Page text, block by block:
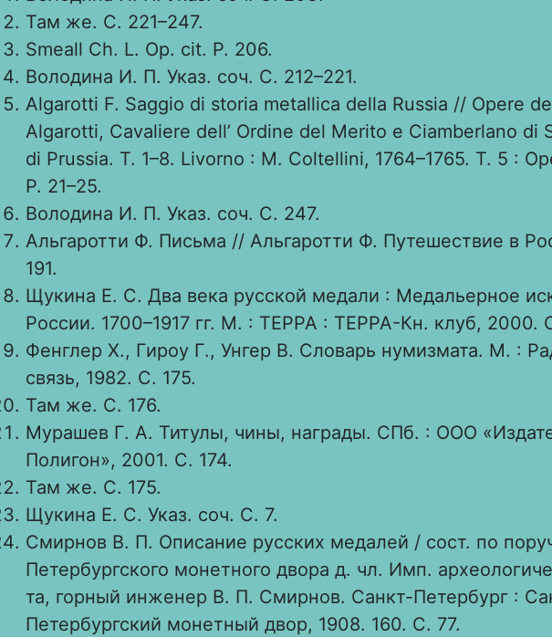
Там же. С. 221–247.
Smeall Ch. L. Op. cit. Р. 206.
Володина И. П. Указ. соч. С. 212–221.
Algarotti F. Saggio di storia metallica della Russia // Opere
Algarotti, Cavaliere dell’ Ordine del Merito e Ciamberlano di
di Prussia. T. 1–8. Livorno : M. Coltellini, 1764–1765. T. 5 :
P. 21–25.
Володина И. П. Указ. соч. С. 247.
Альгаротти Ф. Письма // Альгаротти Ф. Путешествие в
191.
Щукина Е. С. Два века русской медали : Медальерное
России. 1700–1917 гг. М. : ТЕРРА : ТЕРРА-Кн. клуб, 2000.
Фенглер Х., Гироу Г., Унгер В. Словарь нумизмата. М. :
связь, 1982. С. 175.
Там же. С. 176.
Мурашев Г. А. Титулы, чины, награды. СПб. : ООО
Полигон», 2001. С. 174.
Там же. С. 175.
Щукина Е. С. Указ. соч. С. 7.
Смирнов В. П. Описание русских медалей / сост. по
Петербургского монетного двора д. чл. Имп.
та, горный инженер В. П. Смирнов. Санкт-Петербург :
Петербургский монетный двор, 1908. 160. С. 77.